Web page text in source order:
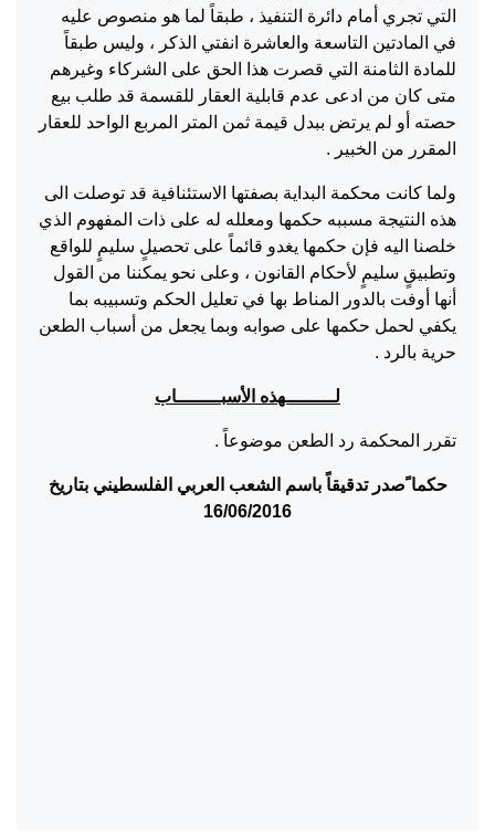
التي تجري أمام دائرة التنفيذ ، طبقاً لما هو منصوص عليه
في المادتين التاسعة والعاشرة انفتي الذكر ، وليس طبقاً
للمادة الثامنة التي قصرت هذا الحق على الشركاء وغيرهم
متى كان من ادعى عدم قابلية العقار للقسمة قد طلب بيع
حصته أو لم يرتض ببدل قيمة ثمن المتر المربع الواحد للعقار
المقرر من الخبير .
ولما كانت محكمة البداية بصفتها الاستئنافية قد توصلت الى
هذه النتيجة مسببه حكمها ومعلله له على ذات المفهوم الذي
خلصنا اليه فإن حكمها يغدو قائماً على تحصيلٍ سليمٍ للواقع
وتطبيقٍ سليمٍ لأحكام القانون ، وعلى نحو يمكننا من القول
أنها أوفت بالدور المناط بها في تعليل الحكم وتسبيبه بما
يكفي لحمل حكمها على صوابه وبما يجعل من أسباب الطعن
حرية بالرد .
لـــــــــهذه الأسبــــــــاب
تقرر المحكمة رد الطعن موضوعاً .
حكما ًصدر تدقيقاً باسم الشعب العربي الفلسطيني بتاريخ
16/06/2016